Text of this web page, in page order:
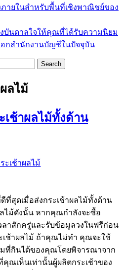
ายในสำหรับพื้นที่เชิงพาณิชย์ของ
บันดาลใจให้คุณที่ได้รับความนิยม
อกสำนักงานบัญชีในปัจจุบัน
ลไม้
เช้าผลไม้ทั้งด้าน
สุดเมื่อส่งกระเช้าผลไม้ทั้งด้าน
ไม้ดังนั้น หากคุณกำลังจะซื้อ
ลาสักครู่และรับข้อมูลวงในฟรีก่อน
เช้าผลไม้ ถ้าคุณไม่ทำ คุณจะใช้
มที่กินได้ของคุณโดยพิจารณาจาก
ณเห็นเท่านั้นผู้ผลิตกระเช้าของ